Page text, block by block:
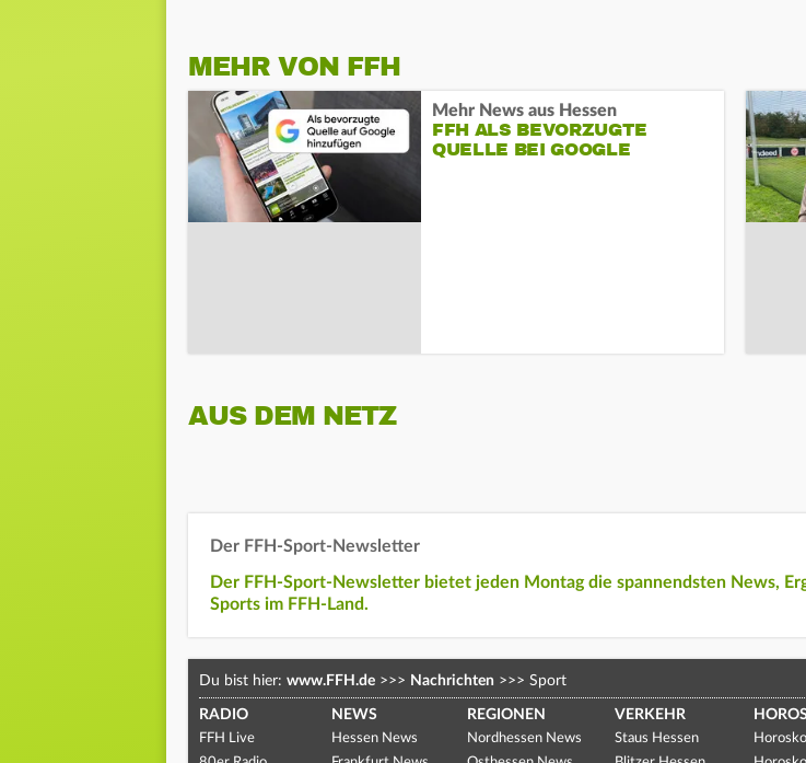
MEHR VON FFH
Mehr News aus Hessen
FFH ALS BEVORZUGTE
QUELLE BEI GOOGLE
AUS DEM NETZ
Der FFH-Sport-Newsletter
Der FFH-Sport-Newsletter bietet jeden Montag die spannendsten News,
Sports im FFH-Land.
Du bist hier: www.FFH.de >>> Nachrichten >>> Sport
RADIO
FFH Live
NEWS
Hessen News
REGIONEN
Nordhessen News
VERKEHR
Staus Hessen